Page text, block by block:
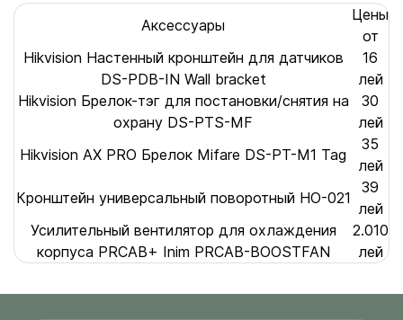
Аксессуары
Цены
от
Hikvision Настенный кронштейн для датчиков
DS-PDB-IN Wall bracket
16
лей
Hikvision Брелок-тэг для постановки/снятия на
охрану DS-PTS-MF
30
лей
Hikvision AX PRO Брелок Mifare DS-PT-M1 Tag
35
лей
Кронштейн универсальный поворотный HO-021
39
лей
Усилительный вентилятор для охлаждения
корпуса PRCAB+ Inim PRCAB-BOOSTFAN
2.010
лей